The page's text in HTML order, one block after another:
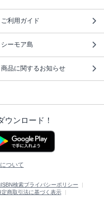
ご利用ガイド
シーモア島
商品に関するお知らせ
ウンロード！
ついて
ISBN検索プライバシーポリシー
定商取引法に基づく表示